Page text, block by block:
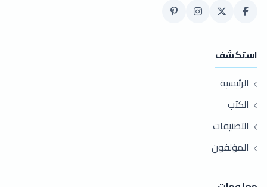
استكشف
الرئيسية
الكتب
التصنيفات
المؤلفون